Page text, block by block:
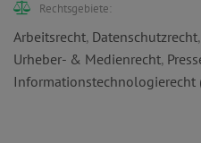
Rechtsgebiete:
Arbeitsrecht, Datenschutzrecht,
Urheber- & Medienrecht,
Informationstechnologierecht